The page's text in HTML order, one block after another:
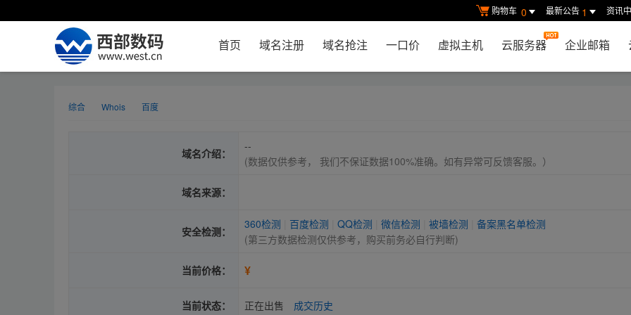
购物车 0 最新公告 1 资讯
首页 域名注册 域名抢注 一口价 虚拟主机 云服务器 企业邮箱
综合 Whois 百度
域名介绍：
--
(数据仅供参考， 我们不保证数据100%准确。如有异常可反馈客服。）
域名来源：
安全检测：
360检测 百度检测 QQ检测 微信检测 被墙检测
备案黑名单检测
(第三方数据检测仅供参考，购买前务必自行判断)
当前价格： ¥
当前状态： 正在出售 成交历史